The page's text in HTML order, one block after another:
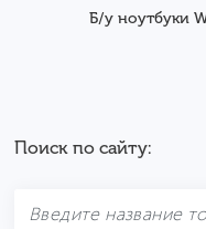
Б/у ноутбуки
Поиск по сайту: